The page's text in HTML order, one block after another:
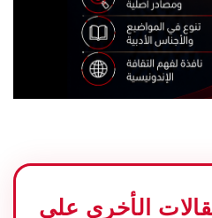
الأخرى على